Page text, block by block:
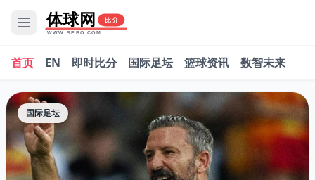
体球网 比分
WWW.SPBO.COM
首页 EN 即时比分 国际足坛 篮球资讯 数智未来
国际足坛